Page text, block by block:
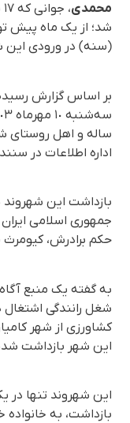
محمدی
شد؛ از یک ماه پیش
(سنه) در ورودی
بر اساس گزارش
ساله و اهل روستای
اداره اطلاعات در
بازداشت این
جمهوری اسلامی
حکم برادرش،
به گفته یک منبع
شغل رانندگی اشتغال
کشاورزی از شهر
این شهر بازداشت
این شهروند تنها در
بازداشت، به